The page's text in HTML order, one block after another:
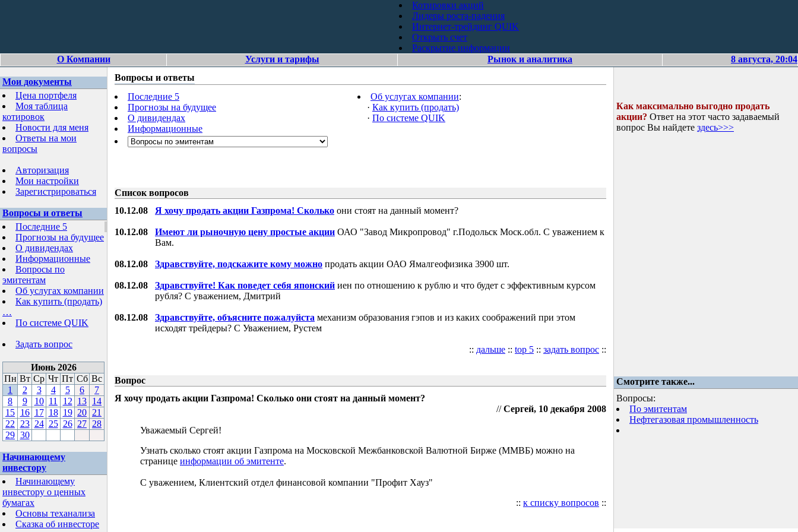
Котировки акций
Лидеры роста-падения
Интернет-трейдинг QUIK
Открыть счет
Раскрытие информации
О Компании
Услуги и тарифы Рынок и аналитика 8 августа, 20:04
Мои документы
Цена портфеля
Моя таблица
котировок
Новости для меня
Ответы на мои
вопросы
Авторизация
Мои настройки
Зарегистрироваться
Вопросы и ответы
Последние 5
Прогнозы на будущее
О дивидендах
Информационные
Вопросы по
эмитентам
Об услугах компании
Как купить (продать)
…
По системе QUIK
Задать вопрос
Июнь 2026
Пн Вт Ср Чт Пт Сб Вс
1
2 3 4 5 6
7
8
9 10 11 12 13 14
15 16 17 18 19 20 21
22
23 24 25 26 27 28
29 30
Начинающему
инвестору
Начинающему
инвестору о ценных
бумагах
Основы теханализа
Сказка об инвесторе
Вопросы и ответы
Последние 5
Прогнозы на будущее
О дивидендах
Информационные
Об услугах компании:
· Как купить (продать)
· По системе QUIK
Список вопросов
10.12.08 Я хочу продать акции Газпрома! Сколько они стоят на данный момент?
10.12.08 Имеют ли рыночную цену простые акции ОАО "Завод Микропровод" г.Подольск Моск.обл. С уважением к
Вам.
08.12.08 Здравствуйте, подскажите кому можно продать акции ОАО Ямалгеофизика 3900 шт.
08.12.08 Здравствуйте! Как поведет себя японский иен по отношению к рублю и что будет с эффективным курсом
рубля? С уважением, Дмитрий
08.12.08 Здравствуйте, объясните пожалуйста механизм образования гэпов и из каких соображений при этом
исходят трейдеры? С Уважением, Рустем
:: дальше :: top 5 :: задать вопрос ::
Как максимально выгодно продать
акции? Ответ на этот часто задаваемый
вопрос Вы найдете здесь>>>
Вопрос
Смотрите также...
Я хочу продать акции Газпрома! Сколько они стоят на данный момент?
//Сергей, 10 декабря 2008
Уважаемый Сергей!
Узнать сколько стоят акции Газпрома на Московской Межбанковской Валютной Бирже (ММВБ) можно на
странице информации об эмитенте.
С уважением, Клиентский отдел финансовой компании "Профит Хауз"
:: к списку вопросов ::
Вопросы:
По эмитентам
Нефтегазовая промышленность